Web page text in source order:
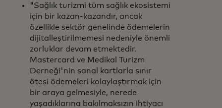
"Sağlık turizmi tüm sağlık ekosistemi
için bir kazan-kazandır, ancak
özellikle sektör genelinde ödemelerin
dijitalleştirilmemesi nedeniyle önemli
zorluklar devam etmektedir.
Mastercard ve Medikal Turizm
Derneği'nin sanal kartlarla sınır
ötesi ödemeleri kolaylaştırmak için
bir araya gelmesiyle, nerede
yaşadıklarına bakılmaksızın ihtiyacı